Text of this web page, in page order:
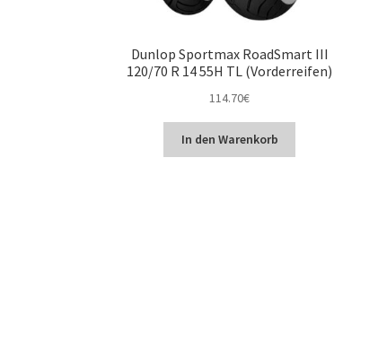
Dunlop Sportmax RoadSmart III
120/70 R 14 55H TL (Vorderreifen)
114.70€
In den Warenkorb